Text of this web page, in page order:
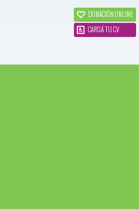
DONACIÓN ONLINE
CARGÁ TU CV